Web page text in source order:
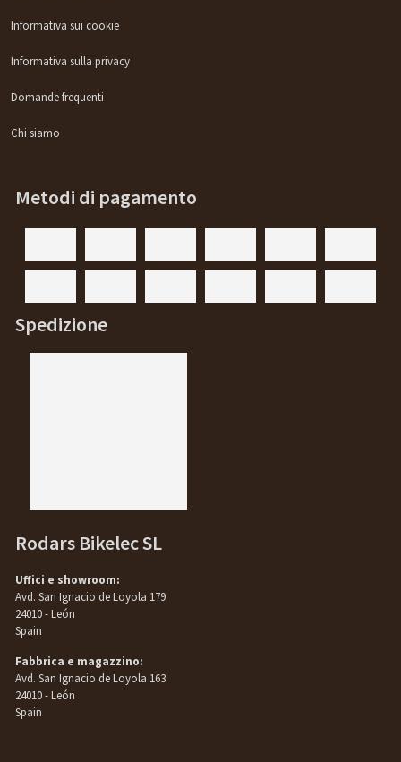
Informativa sui cookie
Informativa sulla privacy
Domande frequenti
Chi siamo
Metodi di pagamento
Spedizione
Rodars Bikelec SL
Uffici e showroom:
Avd. San Ignacio de Loyola 179
24010 - León
Spain
Fabbrica e magazzino:
Avd. San Ignacio de Loyola 163
24010 - León
Spain